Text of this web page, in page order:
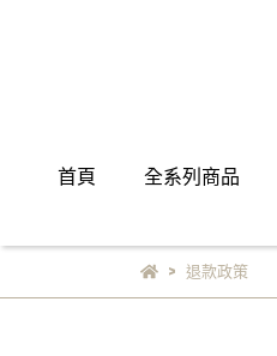
首頁 全系列商品
退款政策